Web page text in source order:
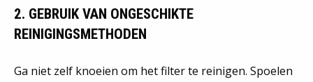
2. GEBRUIK VAN ONGESCHIKTE
REINIGINGSMETHODEN
Ga niet zelf knoeien om het filter te reinigen. Spoelen